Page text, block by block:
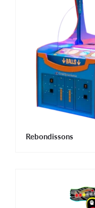
Rebondissons